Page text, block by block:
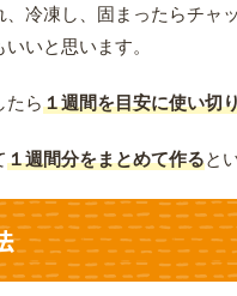
、冷凍し、固まったらチャ
いと思います。
たら１週間を目安に使い切
１週間分をまとめて作ると